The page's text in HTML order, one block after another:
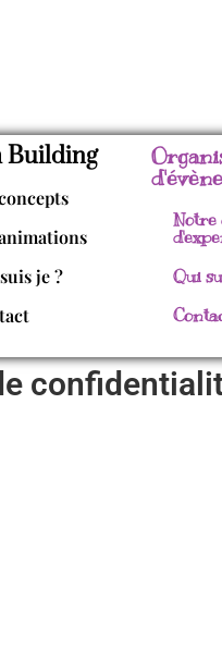
Building
je ?
Notre
Qui